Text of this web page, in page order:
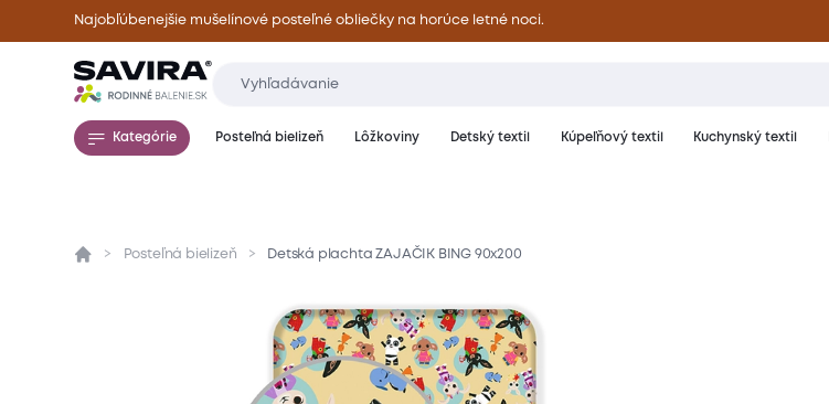
Najobľúbenejšie mušelínové posteľné obliečky na horúce letné noci.
Kategórie Posteľná bielizeň Lôžkoviny Detský textil Kúpeľňový textil Kuchynský textil
Prehľad Parametre Popis produktu Materiál a starostlivosť
Posteľná bielizeň Detská plachta ZAJAČIK BING 90x200